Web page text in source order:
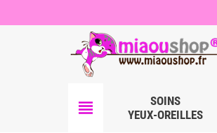
view_headline
SOINS
YEUX-OREILLES